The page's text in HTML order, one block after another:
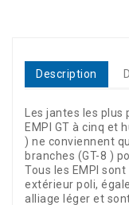
Description
Les jantes les plus
EMPI GT à cinq et
) ne conviennent
branches (GT-8 )
Tous les EMPI
extérieur poli,
alliage léger et